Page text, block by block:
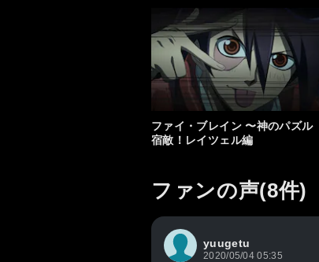
ファイ・ブレイン 〜神のパズル
宿敵！レイツェル編
ファンの声(8件)
yuugetu
2020/05/04 05:35